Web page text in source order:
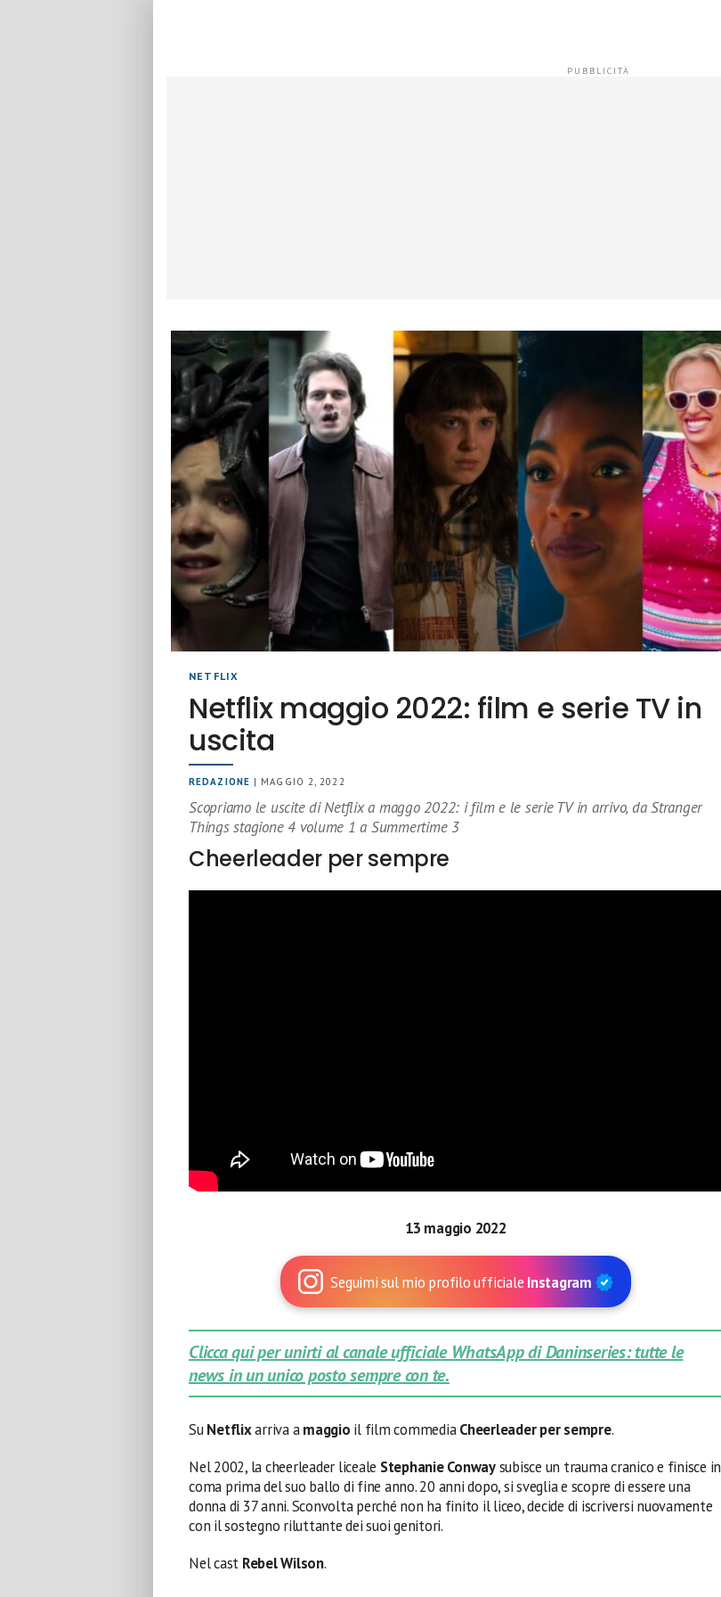
NETFLIX
Netflix maggio 2022: film e serie TV in
uscita
REDAZIONE | MAGGIO 2, 2022
Scopriamo le uscite di Netflix a maggo 2022: i film e le serie TV in arrivo, da Stranger
Things stagione 4 volume 1 a Summertime 3
Cheerleader per sempre
13 maggio 2022
Seguimi sul mio profilo ufficiale Instagram
Clicca qui per unirti al canale ufficiale WhatsApp di Daninseries: tutte le
news in un unico posto sempre con te.
SuNetflixarriva amaggio il film commediaCheerleader per sempre.
Nel 2002, la cheerleader liceale Stephanie Conwaysubisce un trauma cranico e finisce in
coma prima del suo ballo di fine anno. 20 anni dopo, si sveglia e scopre di essere una
donna di 37 anni. Sconvolta perché non ha finito il liceo, decide di iscriversi nuovamente
con il sostegno riluttante dei suoi genitori.
Nel cast Rebel Wilson.